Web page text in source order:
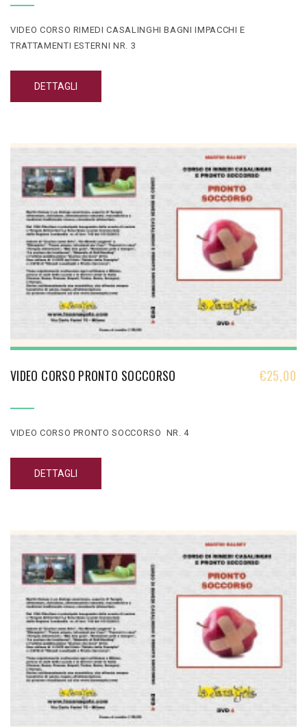
VIDEO CORSO RIMEDI CASALINGHI BAGNI IMPACCHI E
TRATTAMENTI ESTERNI NR. 3
DETTAGLI
VIDEO CORSO PRONTO SOCCORSO €25,00
VIDEO CORSO PRONTO SOCCORSO NR. 4
DETTAGLI